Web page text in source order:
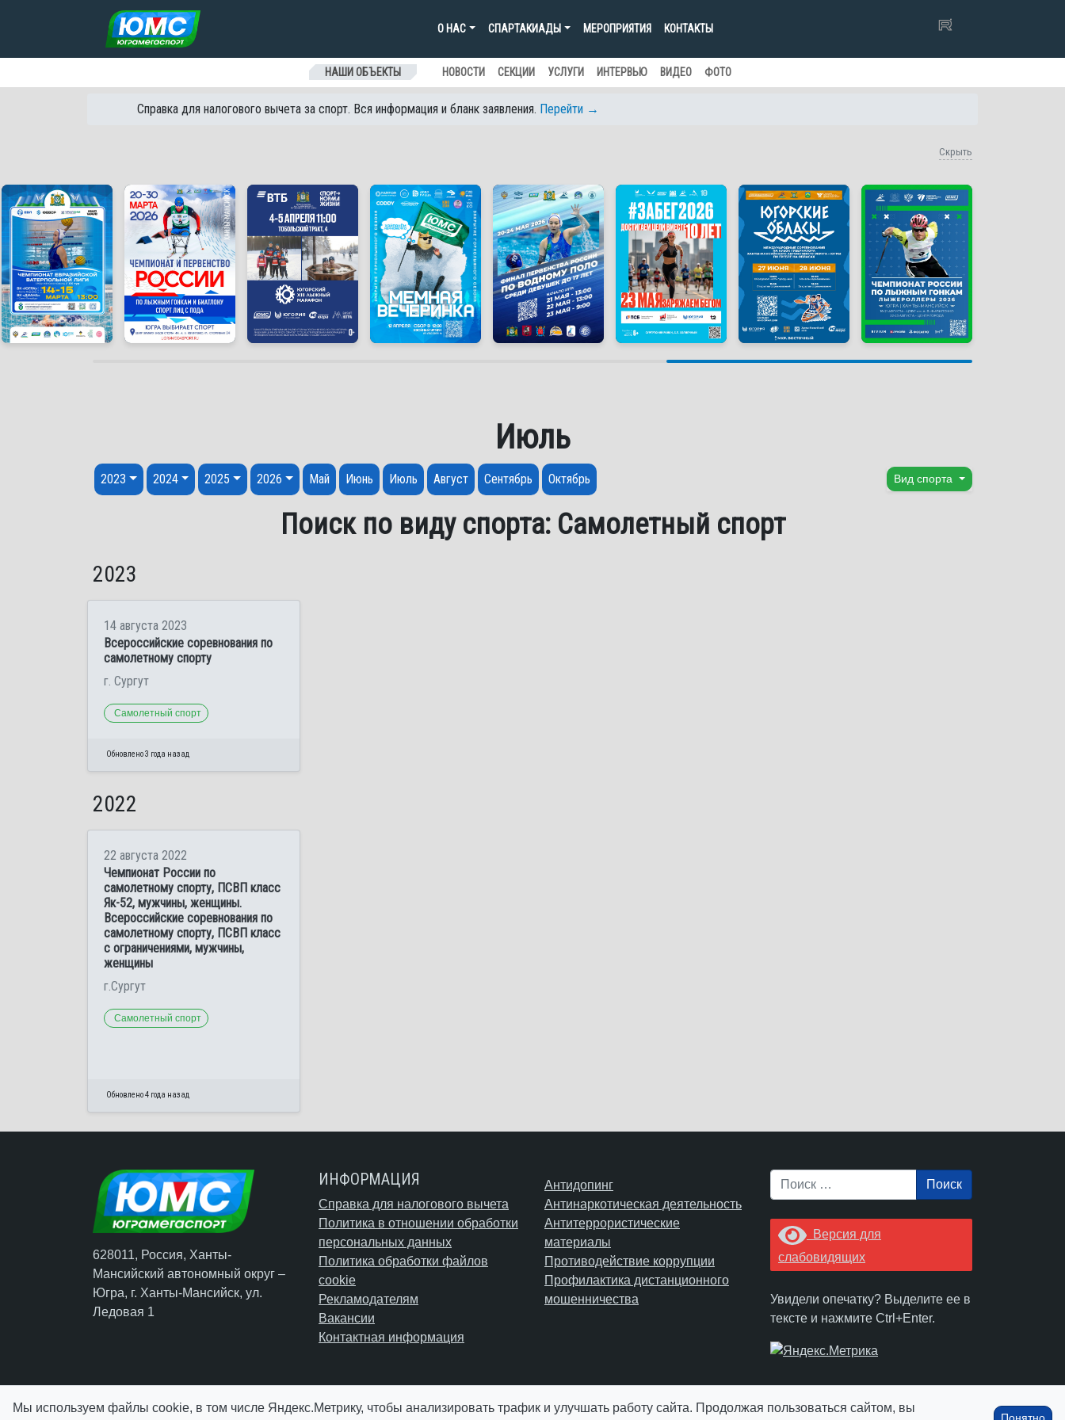
Перейти к содержанию
О НАС СПАРТАКИАДЫ МЕРОПРИЯТИЯ КОНТАКТЫ
НАШИ ОБЪЕКТЫ НОВОСТИ СЕКЦИИ УСЛУГИ ИНТЕРВЬЮ ВИДЕО ФОТО
Справка для налогового вычета за спорт. Вся информация и бланк заявления. Перейти →
Скрыть
Июль
Перейти к содержанию
2023 2024 2025 2026 Май Июнь Июль Август Сентябрь Октябрь Вид спорта
Поиск по виду спорта: Самолетный спорт
2023
14 августа 2023
Всероссийские соревнования по
самолетному спорту
г. Сургут
Самолетный спорт
Обновлено 3 года назад
2022
22 августа 2022
Чемпионат России по
самолетному спорту, ПСВП класс
Як-52, мужчины, женщины.
Всероссийские соревнования по
самолетному спорту, ПСВП класс
с ограничениями, мужчины,
женщины
г.Сургут
Самолетный спорт
Обновлено 4 года назад
628011, Россия, Ханты-
Мансийский автономный округ –
Югра, г. Ханты-Мансийск, ул.
Ледовая 1
ИНФОРМАЦИЯ
Справка для налогового вычета
Политика в отношении обработки
персональных данных
Политика обработки файлов
cookie
Рекламодателям
Вакансии
Контактная информация
Антидопинг
Антинаркотическая деятельность
Антитеррористические
материалы
Противодействие коррупции
Профилактика дистанционного
мошенничества
Поиск
Версия для
слабовидящих
Увидели опечатку? Выделите ее в
тексте и нажмите Ctrl+Enter.
© АУ "ЮграМегаСпорт" 2026
Мы используем файлы cookie, в том числе Яндекс.Метрику, чтобы анализировать трафик и улучшать работу сайта. Продолжая пользоваться сайтом, вы
Понятно